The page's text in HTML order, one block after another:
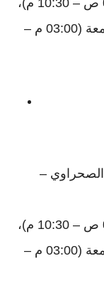
⏰ المواعيد: السبت – الأربعاء (09:00 ص – 10:30 م)،
الخميس (09:00 ص – 11:30 م)، الجمعة (03:00 م –
الصحراوي –
⏰ المواعيد: السبت – الأربعاء (09:00 ص – 10:30 م)،
الخميس (09:00 ص – 11:30 م)، الجمعة (03:00 م –